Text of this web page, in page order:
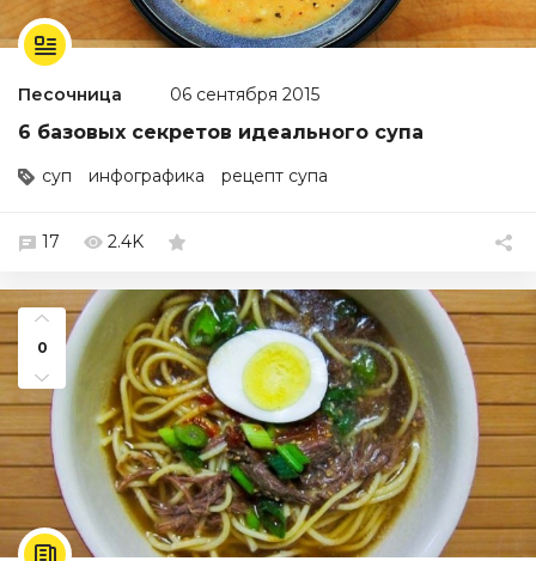
Песочница 06 сентября 2015
6 базовых секретов идеального супа
суп инфографика рецепт супа
17 2.4K
0